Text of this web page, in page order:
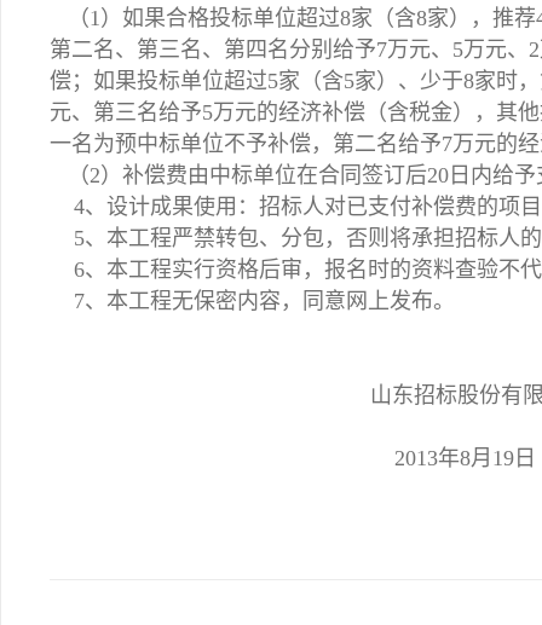
（1）如果合格投标单位超过8家（含8家），推
第二名、第三名、第四名分别给予7万元、5万元
偿；如果投标单位超过5家（含5家）、少于8家时
元、第三名给予5万元的经济补偿（含税金），其
一名为预中标单位不予补偿，第二名给予7万元的
（2）补偿费由中标单位在合同签订后20日内给予
4、设计成果使用：招标人对已支付补偿费的项
5、本工程严禁转包、分包，否则将承担招标人
6、本工程实行资格后审，报名时的资料查验不
7、本工程无保密内容，同意网上发布。
山东招标股份有限公
2013年8月19日